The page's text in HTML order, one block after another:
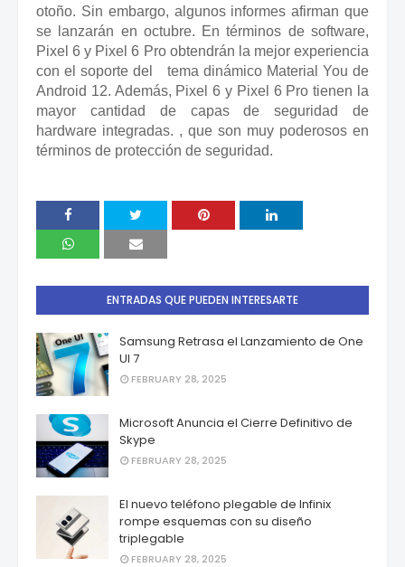
otoño. Sin embargo, algunos informes afirman que
se lanzarán en octubre. En términos de software,
Pixel 6 y Pixel 6 Pro obtendrán la mejor experiencia
con el soporte del
tema dinámico Material You de
Android 12. Además, Pixel 6 y Pixel 6 Pro tienen la
mayor cantidad de capas de seguridad de
hardware integradas. , que son muy poderosos en
términos de protección de seguridad.
ENTRADAS QUE PUEDEN INTERESARTE
Samsung Retrasa el Lanzamiento de One
UI 7
FEBRUARY 28, 2025
Microsoft Anuncia el Cierre Definitivo de
Skype
FEBRUARY 28, 2025
El nuevo teléfono plegable de Infinix
rompe esquemas con su diseño
triplegable
FEBRUARY 28, 2025